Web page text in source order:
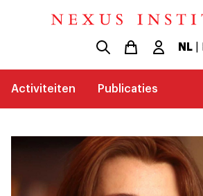
NL|
Activiteiten Publicaties